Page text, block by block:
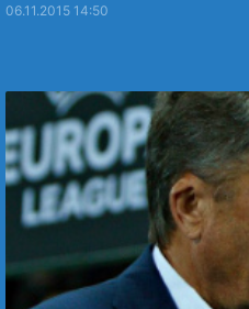
06.11.2015 14:50